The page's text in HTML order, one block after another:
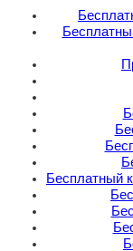
Бесплатный